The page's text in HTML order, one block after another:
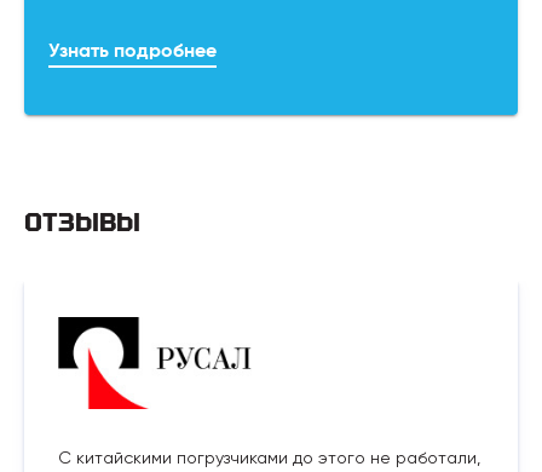
Узнать подробнее
ОТЗЫВЫ
С китайскими погрузчиками до этого не работали,